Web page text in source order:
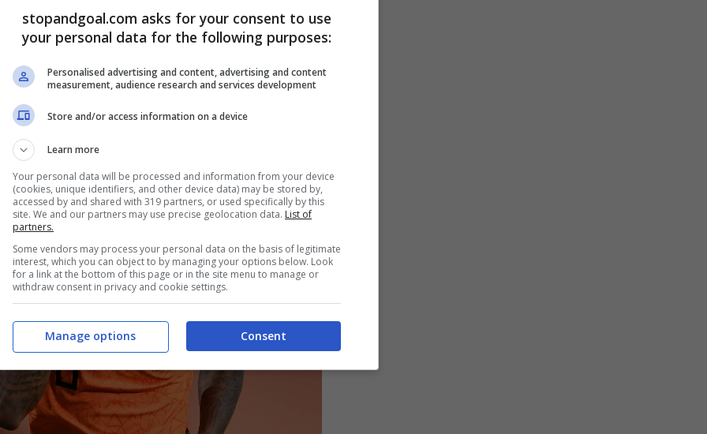
Wijnaldum, la notizia è certa
nel mirino, ostacolo
stopandgoal.com asks for your consent to use
your personal data for the following purposes:
Personalised advertising and content, advertising and content
measurement, audience research and services development
Store and/or access information on a device
Learn more
Your personal data will be processed and information from your device
(cookies, unique identifiers, and other device data) may be stored by,
accessed by and shared with 319 partners, or used specifically by this
site. We and our partners may use precise geolocation data. List of
partners.
Some vendors may process your personal data on the basis of legitimate
interest, which you can object to by managing your options below. Look
for a link at the bottom of this page or in the site menu to manage or
withdraw consent in privacy and cookie settings.
Consent
Manage options